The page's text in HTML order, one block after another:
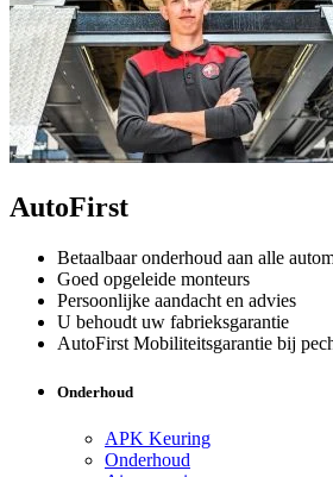
AutoFirst
Betaalbaar onderhoud aan alle
Goed opgeleide monteurs
Persoonlijke aandacht en advies
U behoudt uw fabrieksgarantie
AutoFirst Mobiliteitsgarantie bij
Onderhoud
APK Keuring
Onderhoud